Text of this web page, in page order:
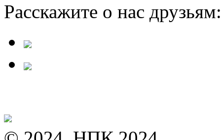
Расскажите о нас друзьям: